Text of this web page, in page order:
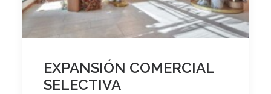
EXPANSIÓN COMERCIAL
SELECTIVA